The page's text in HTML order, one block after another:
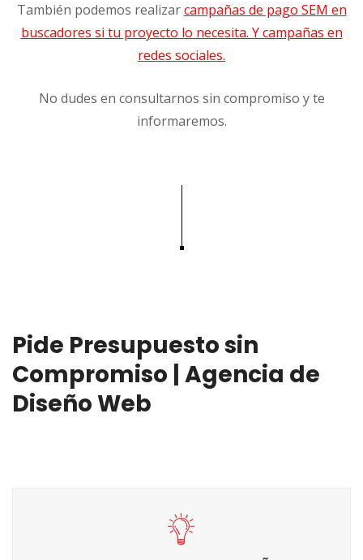
También podemos realizarcampañas de pago SEM en
buscadores si tu proyecto lo necesita. Y campañas en
redes sociales.
No dudes en consultarnos sin compromiso y te
informaremos.
Pide Presupuesto sin
Compromiso | Agencia de
Diseño Web